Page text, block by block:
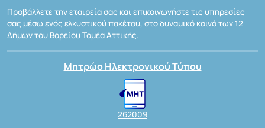
Προβάλλετε την εταιρεία σας και επικοινωνήστε τις υπηρεσίες
σας μέσω ενός ελκυστικού πακέτου, στο δυναμικό κοινό των 12
Δήμων του Βορείου Τομέα Αττικής.
Μητρώο Ηλεκτρονικού Τύπου
262009